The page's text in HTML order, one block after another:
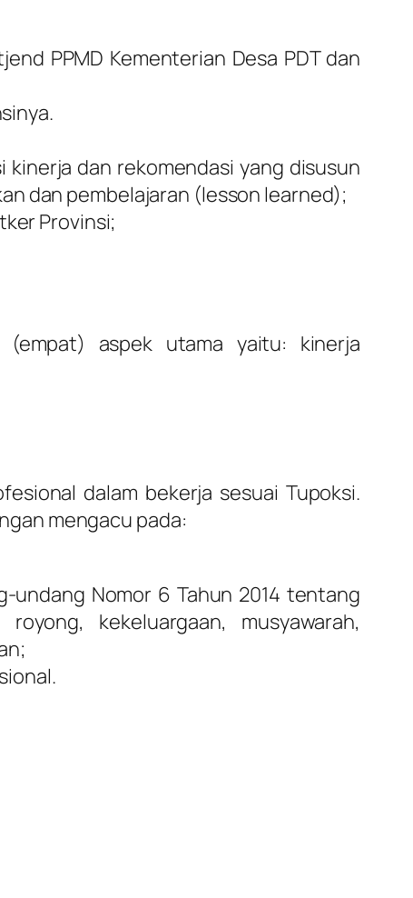
PPMD Kementerian Desa PDT dan
dan rekomendasi yang disusun
dan pembelajaran (lesson learned);
Provinsi;
(empat) aspek utama yaitu: kinerja
dalam bekerja sesuai Tupoksi.
mengacu pada:
undang Nomor 6 Tahun 2014 tentang
kekeluargaan, musyawarah,